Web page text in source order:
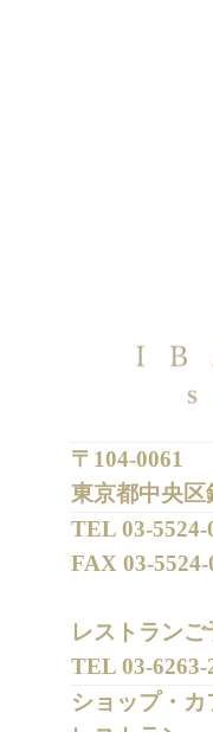
〒104-0061
東京都中央区
TEL 03-5524-
FAX 03-5524-
レストランご
TEL 03-6263-
ショップ・カ